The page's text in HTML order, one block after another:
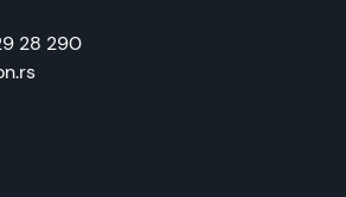
prava kupaca po osnovu
reklamacije i povrata pročitajte
28 290